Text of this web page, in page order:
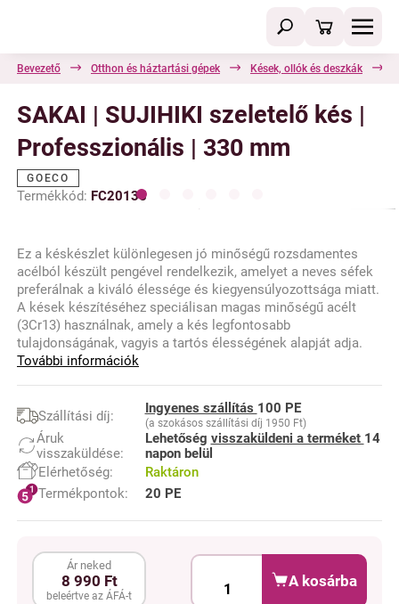
Bevezető Otthon és háztartási gépek Kések, ollók és deszkák
SAKAI | SUJIHIKI szeletelő kés |
Professzionális | 330 mm
GOECO
Termékkód: FC20135
Ez a késkészlet különlegesen jó minőségű rozsdamentes
acélból készült pengével rendelkezik, amelyet a neves séfek
preferálnak a kiváló élessége és kiegyensúlyozottsága miatt.
A kések készítéséhez speciálisan magas minőségű acélt
(3Cr13) használnak, amely a kés legfontosabb
tulajdonságának, vagyis a tartós élességének alapját adja.
További információk
Szállítási díj: Ingyenes szállítás 100 PE
(a szokásos szállítási díj 1950 Ft)
Áruk
visszaküldése:
Lehetőség visszaküldeni a terméket 14
napon belül
Elérhetőség:
Raktáron
Termékpontok:
20 PE
Ár neked
8 990 Ft
beleértve az ÁFÁ-t
A kosárba